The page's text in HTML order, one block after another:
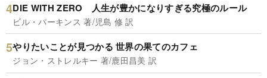
DIE WITH ZERO 人生が豊かになりすぎる究極のルール
ビル・パーキンス 著/児島 修 訳
やりたいことが見つかる 世界の果てのカフェ
ジョン・ストレルキー 著/鹿田昌美 訳